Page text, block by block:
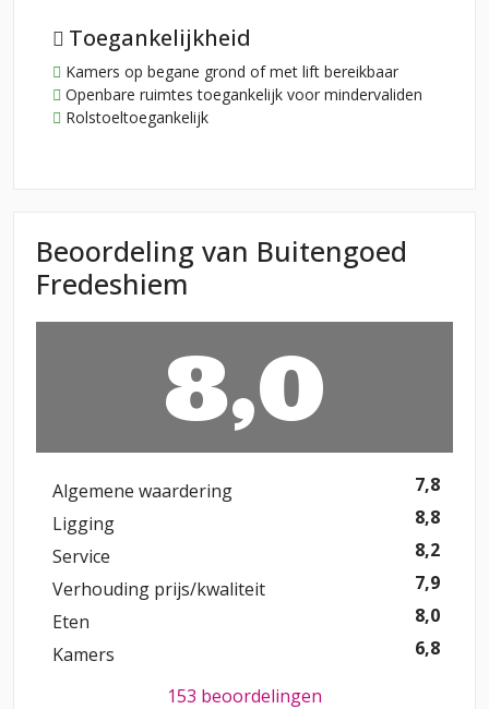
Toegankelijkheid
Kamers op begane grond of met lift bereikbaar
Openbare ruimtes toegankelijk voor mindervaliden
Rolstoeltoegankelijk
Beoordeling van Buitengoed
Fredeshiem
8,0
Algemene waardering
7,8
Ligging
8,8
Service
8,2
Verhouding prijs/kwaliteit
7,9
Eten
8,0
Kamers
6,8
153 beoordelingen